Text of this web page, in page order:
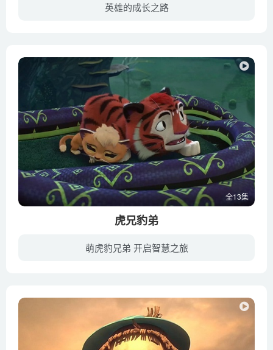
英雄的成长之路
全13集
虎兄豹弟
萌虎豹兄弟 开启智慧之旅